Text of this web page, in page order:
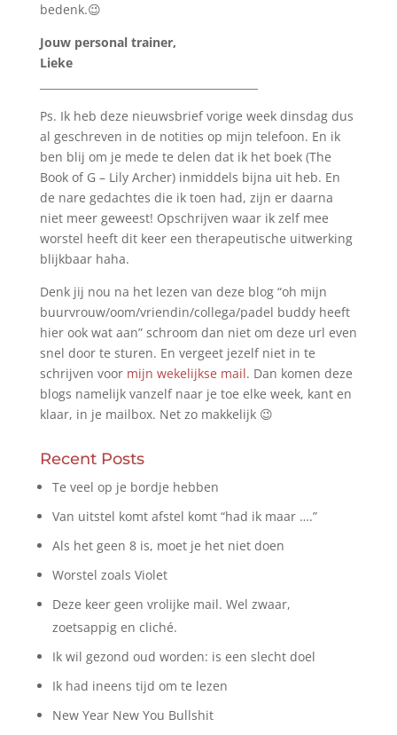
bedenk.😉
Jouw personal trainer,
Lieke
Ps. Ik heb deze nieuwsbrief vorige week dinsdag dus
al geschreven in de notities op mijn telefoon. En ik
ben blij om je mede te delen dat ik het boek (The
Book of G – Lily Archer) inmiddels bijna uit heb. En
de nare gedachtes die ik toen had, zijn er daarna
niet meer geweest! Opschrijven waar ik zelf mee
worstel heeft dit keer een therapeutische uitwerking
blijkbaar haha.
Denk jij nou na het lezen van deze blog “oh mijn
buurvrouw/oom/vriendin/collega/padel buddy heeft
hier ook wat aan” schroom dan niet om deze url even
snel door te sturen. En vergeet jezelf niet in te
schrijven voor mijn wekelijkse mail. Dan komen deze
blogs namelijk vanzelf naar je toe elke week, kant en
klaar, in je mailbox. Net zo makkelijk 😉
Recent Posts
Te veel op je bordje hebben
Van uitstel komt afstel komt “had ik maar ….”
Als het geen 8 is, moet je het niet doen
Worstel zoals Violet
Deze keer geen vrolijke mail. Wel zwaar,
zoetsappig en cliché.
Ik wil gezond oud worden: is een slecht doel
Ik had ineens tijd om te lezen
New Year New You Bullshit